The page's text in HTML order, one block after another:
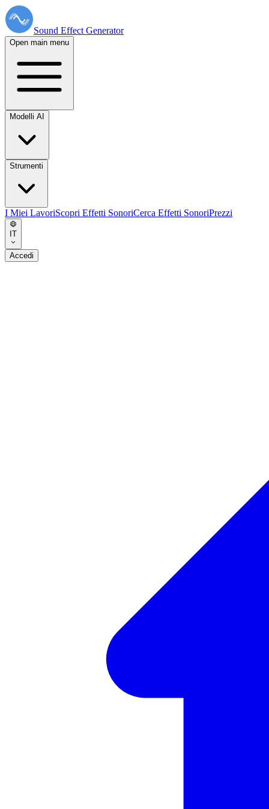
Sound Effect Generator
Open main menu
Modelli AI
Strumenti
I Miei LavoriScopri Effetti SonoriCerca Effetti SonoriPrezzi
IT
Accedi